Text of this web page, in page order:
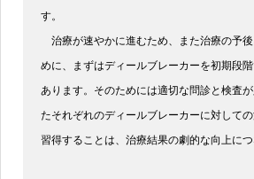
す。
治療が速やかに進むため、また治療の予
めに、まずはディールブレーカーを初期段
あります。そのためには適切な問診と検査
たそれぞれのディールブレーカーに対して
習得することは、治療結果の劇的な向上につ